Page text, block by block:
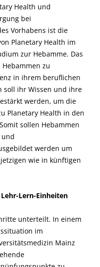
Health und
bei
Vorhabens ist die
Planetary Health im
zur Hebamme. Das
zu
in ihrem beruflichen
soll ihr Wissen und ihre
werden, um die
Planetary Health in den
sollen Hebammen
werden um
wie in künftigen
Lern-Einheiten
unterteilt. In einem
im
Mainz